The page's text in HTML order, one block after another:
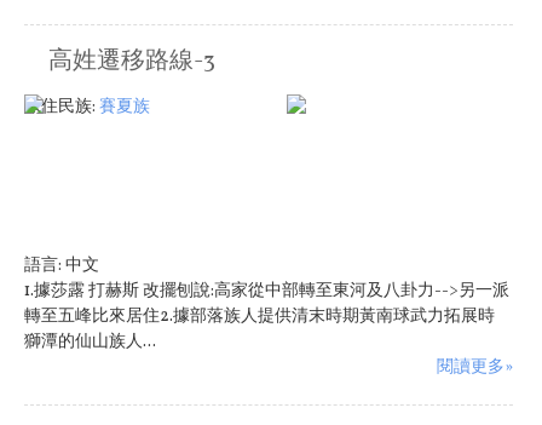
高姓遷移路線-3
原住民族: 賽夏族
語言: 中文
1.據莎露 打赫斯 改擺刨說:高家從中部轉至東河及八卦力-->另一派
轉至五峰比來居住2.據部落族人提供清末時期黃南球武力拓展時
獅潭的仙山族人...
閱讀更多»